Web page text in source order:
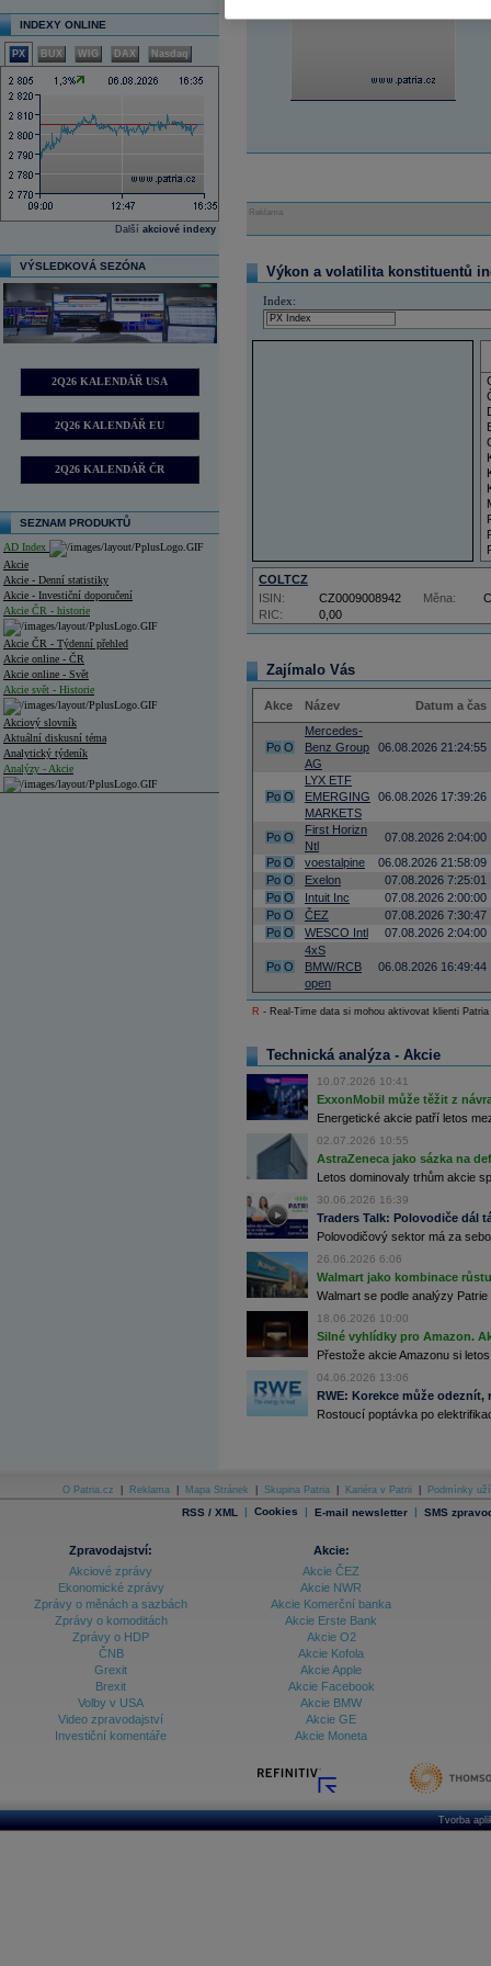
INDEXY ONLINE
PX BUX WIG DAX Nasdaq
Další akciové indexy
VÝSLEDKOVÁ SEZÓNA
2Q26 KALENDÁŘ USA
2Q26 KALENDÁŘ EU
2Q26 KALENDÁŘ ČR
SEZNAM PRODUKTŮ
AD Index
Akcie
Akcie - Denní statistiky
Akcie - Investiční doporučení
Akcie ČR - historie
Akcie ČR - Týdenní přehled
Akcie online - ČR
Akcie online - Svět
Akcie svět - Historie
Akciový slovník
Aktuální diskusní téma
Analytický týdeník
Analýzy - Akcie
Databanka - Indexy
Databanka - Úrokové sazby
Databanka - Veřejné rozpočty
Databanka - Zahraniční obchod a platební
Databanka akcie - ČR
Databanka akcie - Svět
Denní přehled - Akcie ČR
Reklama
Výkon a volatilita konstituentů
Index:
COLTCZ
RIC: 0,00
ISIN: CZ0009008942 Měna:
Zajímalo Vás
Akce Název Datum a čas
Po O
Mercedes-
Benz Group
AG
06.08.2026 21:24:55
Po O
LYX ETF
EMERGING
MARKETS
06.08.2026 17:39:26
Po O
First Horizn
Ntl
07.08.2026 2:04:00
Po O voestalpine
06.08.2026 21:58:09
Po O Exelon
07.08.2026 7:25:01
Po O Intuit Inc
07.08.2026 2:00:00
Po O ČEZ
07.08.2026 7:30:47
Po O WESCO Intl 07.08.2026 2:04:00
Po O
4xS
BMW/RCB
open
06.08.2026 16:49:44
R - Real-Time data si mohou aktivovat klienti
Technická analýza - Akcie
10.07.2026 10:41
ExxonMobil může těžit z
Energetické akcie patří letos
02.07.2026 10:55
AstraZeneca jako sázka na
Letos dominovaly trhům akcie
30.06.2026 16:39
Traders Talk: Polovodiče dál
Polovodičový sektor má za
26.06.2026 6:06
Walmart jako kombinace
Walmart se podle analýzy
18.06.2026 10:00
Silné vyhlídky pro Amazon.
Přestože akcie Amazonu si
04.06.2026 13:06
RWE: Korekce může
Rostoucí poptávka po
O Patria.cz Reklama Mapa Stránek Skupina Patria Kariéra v Patrii Podmínky
RSS / XML | Cookies | E-mail newsletter | SMS
Zpravodajství:
Akciové zprávy
Ekonomické zprávy
Zprávy o měnách a sazbách
Zprávy o komoditách
Zprávy o HDP
ČNB
Grexit
Brexit
Volby v USA
Video zpravodajství
Investiční komentáře
Akcie:
Akcie ČEZ
Akcie NWR
Akcie Komerční banka
Akcie Erste Bank
Akcie O2
Akcie Kofola
Akcie Apple
Akcie Facebook
Akcie BMW
Akcie GE
Akcie Moneta
Tvorba